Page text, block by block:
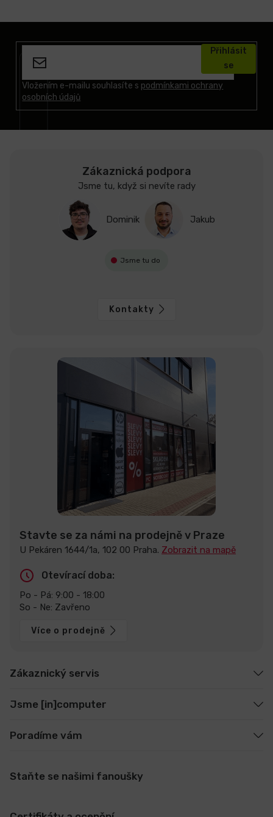
Vložením e-mailu souhlasíte s podmínkami ochrany
osobních údajů
Přihlásit
se
Zákaznická podpora
Jsme tu, když si nevíte rady
Dominik Jakub
Jsme tu do
Kontakty
Stavte se za námi na prodejně v Praze
U Pekáren 1644/1a, 102 00 Praha. Zobrazit na mapě
Otevírací doba:
Po - Pá: 9:00 - 18:00
So - Ne: Zavřeno
Více o prodejně
Zákaznický servis
Jsme [in]computer
Poradíme vám
Staňte se našimi fanoušky